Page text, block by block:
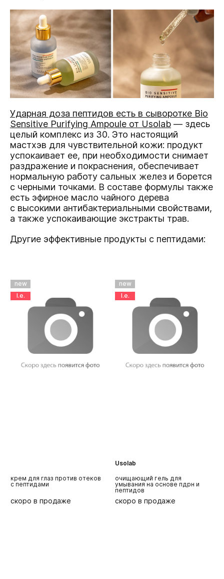
Ударная доза пептидов есть в сыворотке Вio
Sensitive Purifying Ampoule от Usolab — здесь
целый комплекс из 30. Это настоящий
мастхэв для чувствительной кожи: продукт
успокаивает ее, при необходимости снимает
раздражение и покраснения, обеспечивает
нормальную работу сальных желез и борется
с черными точками. В составе формулы также
есть эфирное масло чайного дерева
с высокими антибактериальными свойствами,
а также успокаивающие экстракты трав.
Другие эффективные продукты с пептидами:
new
l.e.
крем для глаз против отеков
с пептидами
скоро в продаже
new
l.e.
Usolab
очищающий гель для
умывания на основе пдрн и
пептидов
скоро в продаже